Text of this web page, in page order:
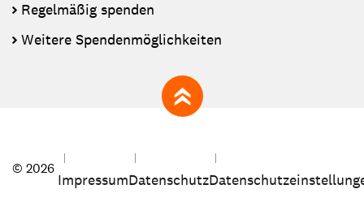
Regelmäßig spenden
Weitere Spendenmöglichkeiten
zum Seitenanfang
© 2026
ImpressumDatenschutz